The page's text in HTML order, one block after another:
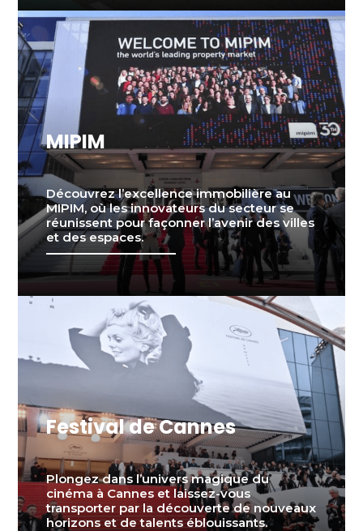
MIPIM
Découvrez l’excellence immobilière au
MIPIM, où les innovateurs du secteur se
réunissent pour façonner l’avenir des villes
et des espaces.
Festival de Cannes
Plongez dans l’univers magique du
cinéma à Cannes et laissez-vous
transporter par la découverte de nouveaux
horizons et de talents éblouissants.